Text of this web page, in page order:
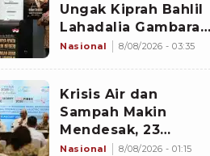
Ungak Kiprah Bahlil
Lahadalia Gambaran
'Indonesia Dream'
Nasional 8/08/2026 - 03:35
Krisis Air dan
Sampah Makin
Mendesak, 23
Negara Berkumpul
Nasional 8/08/2026 - 01:15